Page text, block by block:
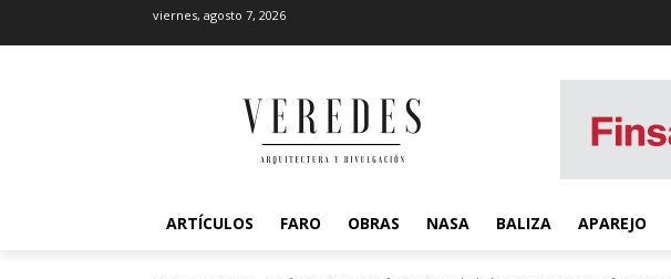
viernes, agosto 7, 2026
ARTÍCULOS FARO OBRAS NASA BALIZA APAREJO